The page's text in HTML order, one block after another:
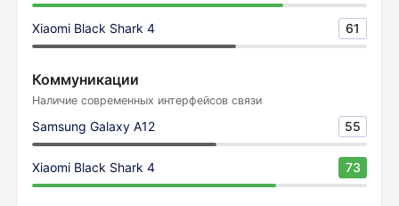
Xiaomi Black Shark 4 61
Коммуникации
Наличие современных интерфейсов связи
Samsung Galaxy A12 55
Xiaomi Black Shark 4 73